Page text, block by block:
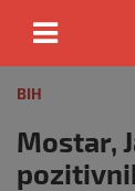
content
BIH
Mostar,